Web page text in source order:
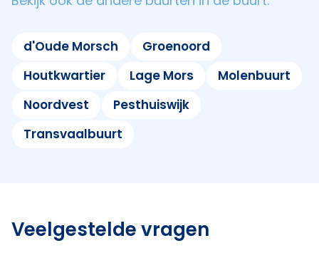
d'Oude Morsch
Groenoord
Houtkwartier
Lage Mors
Molenbuurt
Noordvest
Pesthuiswijk
Transvaalbuurt
Veelgestelde vragen